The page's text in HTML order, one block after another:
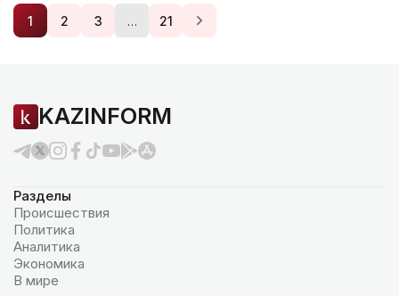
1 2 3 … 21
KAZINFORM
Разделы
Происшествия
Политика
Аналитика
Экономика
В мире